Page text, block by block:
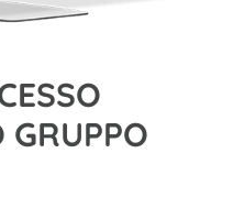
GRUPPO